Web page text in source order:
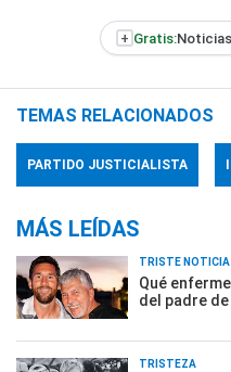
+ Gratis:
TEMAS RELACIONADOS
PARTIDO JUSTICIALISTA
MÁS LEÍDAS
TRISTE NOTICIA
Qué
del padre
TRISTEZA